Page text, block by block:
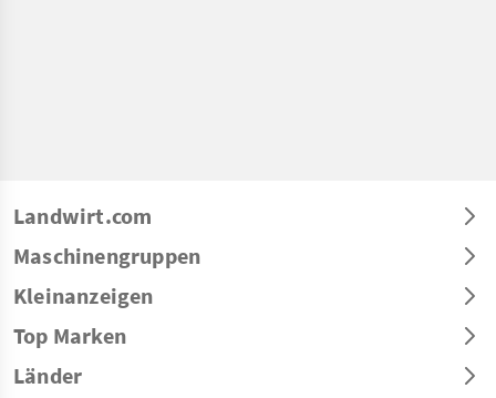
Landwirt.com
Maschinengruppen
Kleinanzeigen
Top Marken
Länder